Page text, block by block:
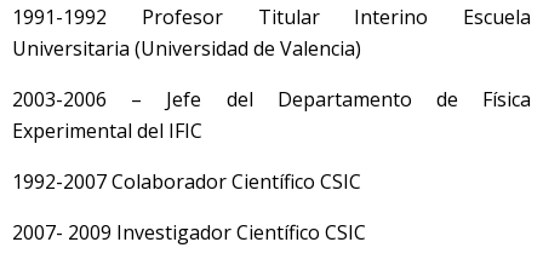
1991-1992 Profesor Titular Interino Escuela
Universitaria (Universidad de Valencia)
2003-2006 – Jefe del Departamento de Física
Experimental del IFIC
1992-2007 Colaborador Científico CSIC
2007- 2009 Investigador Científico CSIC